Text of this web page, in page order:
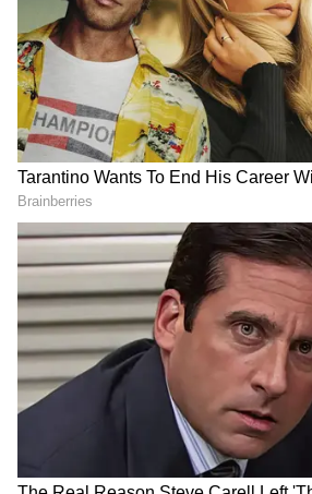
Facts: జపాన్ లో క్యాస్ట్ ఫీలింగ్ ఉంటుందా?
యూట్యూబర్ చెప్పిన సంచలన విషయాలు...
Facts: అమెరికా రోడ్లపై కరెంటు తీగలు
ఎందుకో తెలుసా? ఇండియాలో ఇది
3
5
Image Credit : Gemini AI
నీటిని వృథా చేయరు
పాత్రలు కడగడానికి అస్సలు నీటిని
ఎడారిలో దొరికే శుభ్రమైన, వేడి